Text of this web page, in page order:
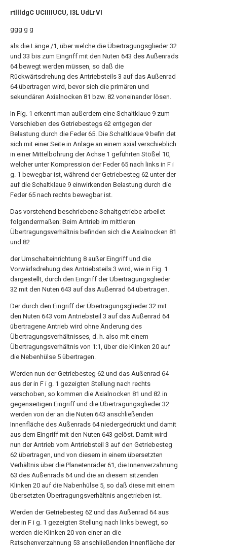
rtllldgC UCIIIIUCU, I3L UdLrVI
ggg g g
als die Länge /1, über welche die Übertragungsglieder 32
und 33 bis zum Eingriff mit den Nuten 643 des Außenrads
64 bewegt werden müssen, so daß die
Rückwärtsdrehung des Antriebsteils 3 auf das Außenrad
64 übertragen wird, bevor sich die primären und
sekundären Axialnocken 81 bzw. 82 voneinander lösen.
In Fig. 1 erkennt man außerdem eine Schaltklauc 9 zum
Verschieben des Getriebestegs 62 entgegen der
Belastung durch die Feder 65. Die Schaltklaue 9 befin det
sich mit einer Seite in Anlage an einem axial verschieblich
in einer Mittelbohrung der Achse 1 geführten Stößel 10,
welcher unter Kompression der Feder 65 nach links in F i
g. 1 bewegbar ist, während der Getriebesteg 62 unter der
auf die Schaltklaue 9 einwirkenden Belastung durch die
Feder 65 nach rechts bewegbar ist.
Das vorstehend beschriebene Schaltgetriebe arbeilet
folgendermaßen: Beim Antrieb im mittleren
Übertragungsverhältnis befinden sich die Axialnocken 81
und 82
der Umschalteinrichtung 8 außer Eingriff und die
Vorwärlsdrehung des Antriebsteils 3 wird, wie in Fig. 1
dargestellt, durch den Eingriff der Übertragungsglieder
32 mit den Nuten 643 auf das Außenrad 64 übertragen.
Der durch den Eingriff der Übertragungsglieder 32 mit
den Nuten 643 vom Antriebsteil 3 auf das Außenrad 64
übertragene Antrieb wird ohne Änderung des
Übertragungsverhältnisses, d. h. also mit einem
Übertragungsverhältnis von 1:1, über die Klinken 20 auf
die Nebenhülse 5 übertragen.
Werden nun der Getriebesteg 62 und das Außenrad 64
aus der in F i g. 1 gezeigten Stellung nach rechts
verschoben, so kommen die Axialnocken 81 und 82 in
gegenseitigen Eingriff und die Übertragungsglieder 32
werden von der an die Nuten 643 anschließenden
Innenfläche des Außenrads 64 niedergedrückt und damit
aus dem Eingriff mit den Nuten 643 gelöst. Damit wird
nun der Antrieb vom Antriebsteil 3 auf den Getriebesteg
62 übertragen, und von diesem in einem übersetzten
Verhältnis über die Planetenräder 61, die Innenverzahnung
63 des Außenrads 64 und die an diesem sitzenden
Klinken 20 auf die Nabenhülse 5, so daß diese mit einem
übersetzten Übertragungsverhältnis angetrieben ist.
Werden der Getriebesteg 62 und das Außenrad 64 aus
der in F i g. 1 gezeigten Stellung nach links bewegt, so
werden die Klinken 20 von einer an die
Ratschenverzahnung 53 anschließenden Innenfläche der